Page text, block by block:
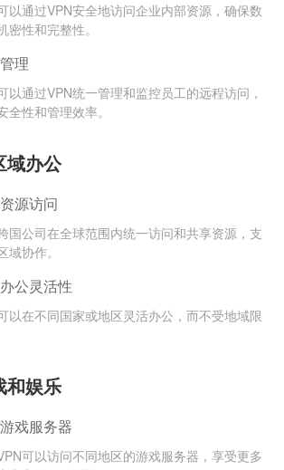
以通过VPN安全地访问企业内部资源，确保数
密性和完整性。
理
以通过VPN统一管理和监控员工的远程访问，
全性和管理效率。
域办公
源访问
国公司在全球范围内统一访问和共享资源，支
域协作。
公灵活性
以在不同国家或地区灵活办公，而不受地域限
和娱乐
戏服务器
可以访问不同地区的游戏服务器，享受更多